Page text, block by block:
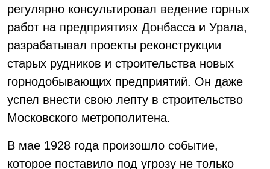
регулярно консультировал ведение горных
работ на предприятиях Донбасса и Урала,
разрабатывал проекты реконструкции
старых рудников и строительства новых
горнодобывающих предприятий. Он даже
успел внести свою лепту в строительство
Московского метрополитена.
В мае 1928 года произошло событие,
которое поставило под угрозу не только